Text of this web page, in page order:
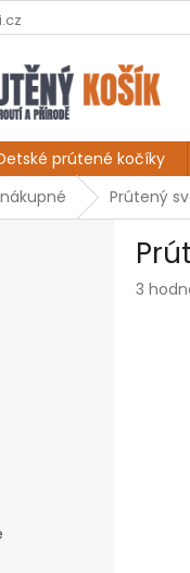
prútené kočíky
Prútený
3